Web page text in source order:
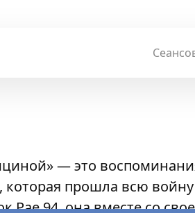
— это
прошла всю
Рае 94, она вместе со